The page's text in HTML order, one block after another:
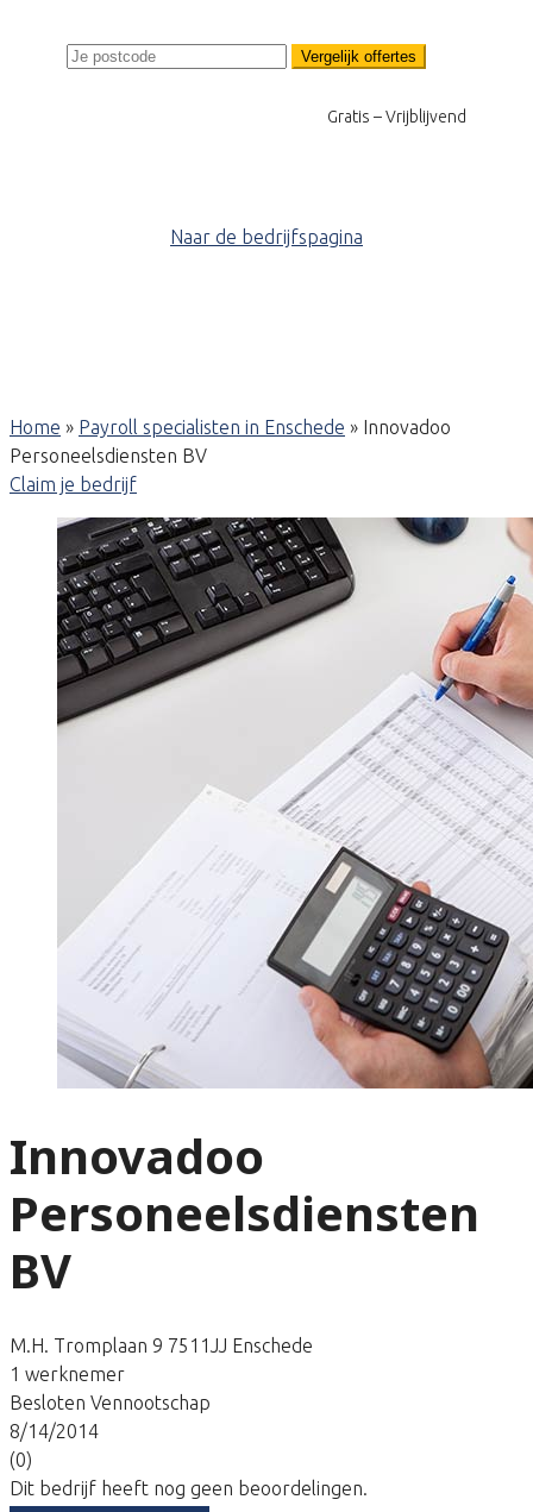
Vergelijk offertes
Gratis – Vrijblijvend
Naar de bedrijfspagina
Home » Payroll specialisten in Enschede » Innovadoo
Personeelsdiensten BV
Claim je bedrijf
Innovadoo
Personeelsdiensten
BV
M.H. Tromplaan 9 7511JJ Enschede
1 werknemer
Besloten Vennootschap
8/14/2014
(0)
Dit bedrijf heeft nog geen beoordelingen.